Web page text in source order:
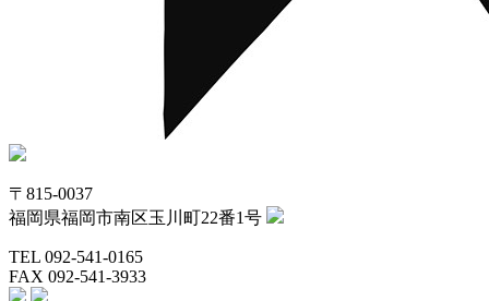
〒815-0037
福岡県福岡市南区玉川町22番1号
TEL 092-541-0165
FAX 092-541-3933